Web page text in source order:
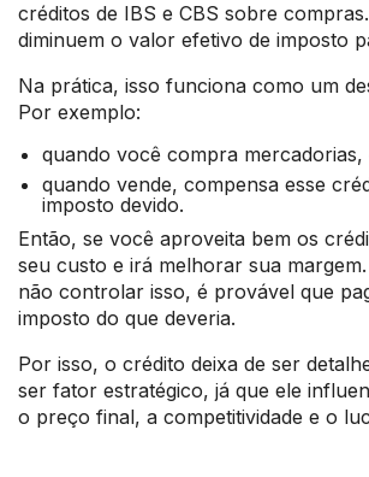
créditos de IBS e CBS sobre
diminuem o valor efetivo de imposto
Na prática, isso funciona como um
Por exemplo:
quando você compra mercadorias,
quando vende, compensa esse
imposto devido.
Então, se você aproveita bem os
seu custo e irá melhorar sua
não controlar isso, é provável que
imposto do que deveria.
Por isso, o crédito deixa de ser
ser fator estratégico, já que ele
o preço final, a competitividade e o